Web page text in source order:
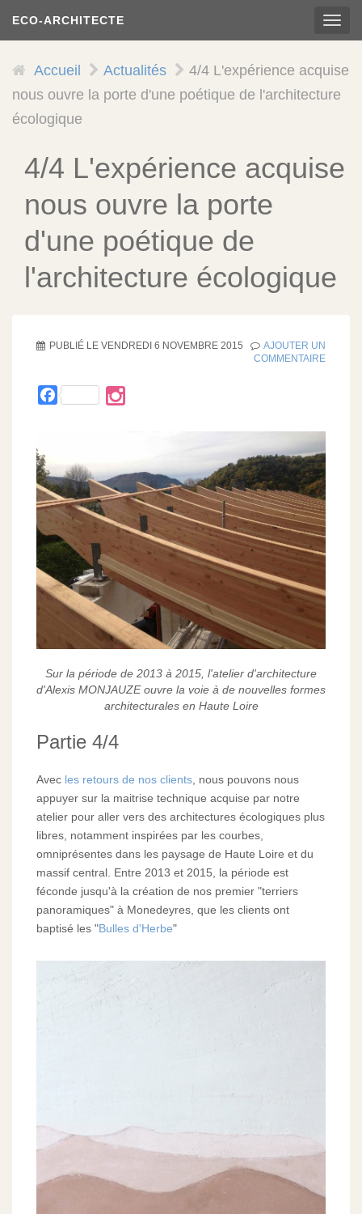
contenu
ECO-ARCHITECTE
Accueil Actualités
4/4 L'expérience acquise
nous ouvre la porte d'une poétique de l'architecture
écologique
4/4 L'expérience acquise
nous ouvre la porte
d'une poétique de
l'architecture écologique
PUBLIÉ LE VENDREDI 6 NOVEMBRE 2015
AJOUTER UN
COMMENTAIRE
Facebook
Sur la période de 2013 à 2015, l'atelier d'architecture
d'Alexis MONJAUZE ouvre la voie à de nouvelles formes
architecturales en Haute Loire
Partie 4/4
Avec les retours de nos clients , nous pouvons nous
appuyer sur la maitrise technique acquise par notre
atelier pour aller vers des architectures écologiques plus
libres, notamment inspirées par les courbes,
omniprésentes dans les paysage de Haute Loire et du
massif central. Entre 2013 et 2015, la période est
féconde jusqu'à la création de nos premier "terriers
panoramiques" à Monedeyres, que les clients ont
baptisé les "Bulles d'Herbe"